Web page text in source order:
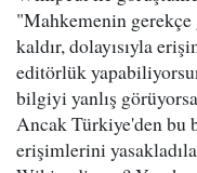
"Mahkemenin
kaldır, dolayısıyla
editörlük
bilgiyi yanlış
Ancak Türkiye'den bu
erişimlerini